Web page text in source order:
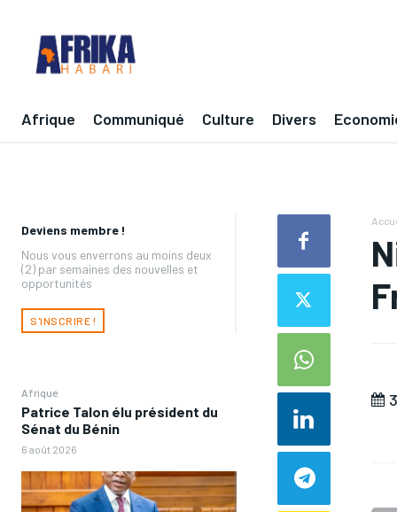
Afrique Communiqué Culture Divers
Deviens membre !
Nous vous enverrons au moins deux
(2) par semaines des nouvelles et
opportunités
S'INSCRIRE !
Afrique
Patrice Talon élu président du
Sénat du Bénin
6 août 2026